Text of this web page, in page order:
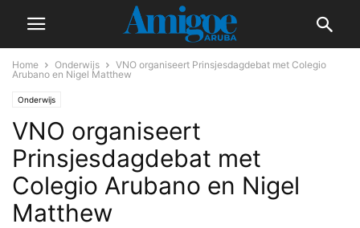
Home Onderwijs
VNO organiseert Prinsjesdagdebat met Colegio
Arubano en Nigel Matthew
Onderwijs
VNO organiseert
Prinsjesdagdebat met
Colegio Arubano en Nigel
Matthew